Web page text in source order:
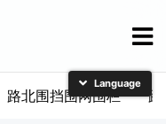
路北围挡围网围栏 路
简体中文